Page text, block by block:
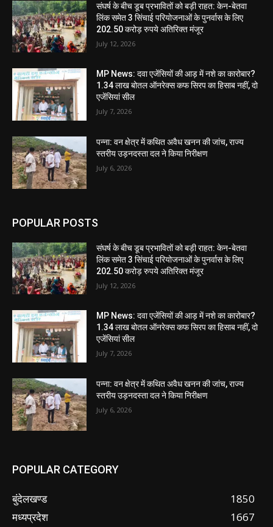
संघर्ष के बीच डूब प्रभावितों को बड़ी राहत: केन-बेतवा
लिंक समेत 3 सिंचाई परियोजनाओं के पुनर्वास के लिए
202.50 करोड़ रुपये अतिरिक्त मंजूर
July 12, 2026
MP News: दवा एजेंसियों की आड़ में नशे का कारोबार?
1.34 लाख बोतल ऑनरेक्स कफ सिरप का हिसाब नहीं, दो
एजेंसियां सील
July 7, 2026
पन्ना: वन क्षेत्र में कथित अवैध खनन की जांच, राज्य
स्तरीय उड़नदस्ता दल ने किया निरीक्षण
July 6, 2026
POPULAR POSTS
संघर्ष के बीच डूब प्रभावितों को बड़ी राहत: केन-बेतवा
लिंक समेत 3 सिंचाई परियोजनाओं के पुनर्वास के लिए
202.50 करोड़ रुपये अतिरिक्त मंजूर
July 12, 2026
MP News: दवा एजेंसियों की आड़ में नशे का कारोबार?
1.34 लाख बोतल ऑनरेक्स कफ सिरप का हिसाब नहीं, दो
एजेंसियां सील
July 7, 2026
पन्ना: वन क्षेत्र में कथित अवैध खनन की जांच, राज्य
स्तरीय उड़नदस्ता दल ने किया निरीक्षण
July 6, 2026
POPULAR CATEGORY
बुंदेलखण्ड
1850
मध्यप्रदेश
1667